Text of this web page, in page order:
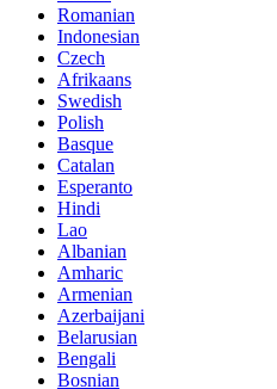
Romanian
Indonesian
Czech
Afrikaans
Swedish
Polish
Basque
Catalan
Esperanto
Hindi
Lao
Albanian
Amharic
Armenian
Azerbaijani
Belarusian
Bengali
Bosnian